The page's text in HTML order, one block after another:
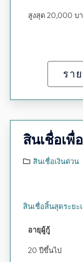
สูงสุด 20,000 บ
รา
สินเชื่อเ
สินเชื่อเงินด่วน
สินเชื่อสิ้นสุดระยะ
อายุผู้กู้
20 ปีขึ้นไป